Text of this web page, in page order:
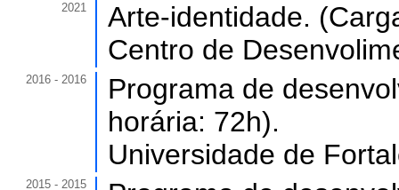
2021
Arte-identidade.
Centro de
2016 - 2016
Programa de
horária: 72h).
Universidade de
2015 - 2015